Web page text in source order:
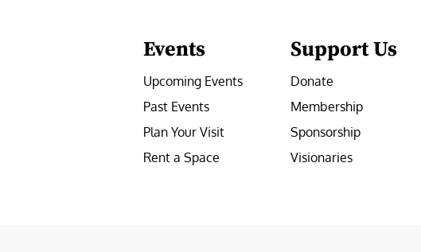
Events
Upcoming Events
Past Events
Plan Your Visit
Rent a Space
Support Us
Donate
Membership
Sponsorship
Visionaries